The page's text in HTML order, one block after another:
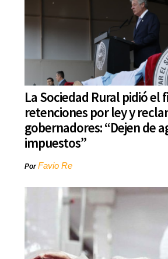
La Sociedad Rural pidió el
retenciones por ley y
gobernadores: “Dejen de
impuestos”
PorFavio Re